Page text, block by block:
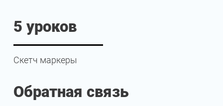
5 уроков
Скетч маркеры
Обратная связь